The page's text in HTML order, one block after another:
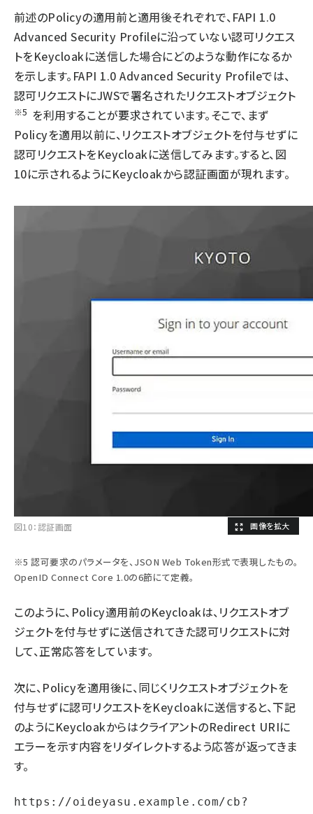
前述のPolicyの適用前と適用後それぞれで、FAPI 1.0
Advanced Security Profileに沿っていない認可リクエス
トをKeycloakに送信した場合にどのような動作になるか
を示します。FAPI 1.0 Advanced Security Profileでは、
認可リクエストにJWSで署名されたリクエストオブジェクト
※5 を利用することが要求されています。そこで、まず
Policyを適用以前に、リクエストオブジェクトを付与せずに
認可リクエストをKeycloakに送信してみます。すると、図
10に示されるようにKeycloakから認証画面が現れます。
図10：認証画面
※5 認可要求のパラメータを、JSON Web Token形式で表現したもの。
OpenID Connect Core 1.0の6節にて定義。
このように、Policy適用前のKeycloakは、リクエストオブ
ジェクトを付与せずに送信されてきた認可リクエストに対
して、正常応答をしています。
次に、Policyを適用後に、同じくリクエストオブジェクトを
付与せずに認可リクエストをKeycloakに送信すると、下記
のようにKeycloakからはクライアントのRedirect URIに
エラーを示す内容をリダイレクトするよう応答が返ってきま
す。
https://oideyasu.example.com/cb?